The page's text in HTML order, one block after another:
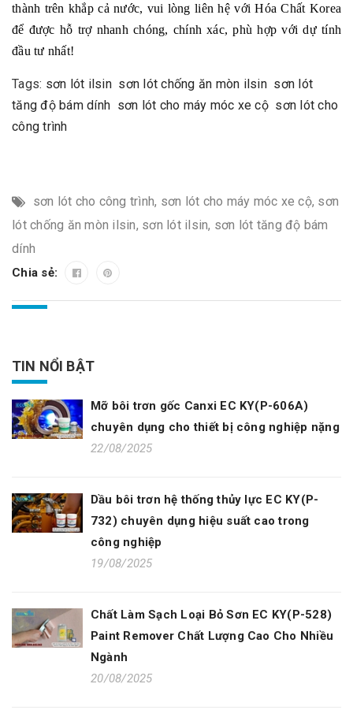
thành trên khắp cả nước, vui lòng liên hệ với Hóa Chất Korea
để được hỗ trợ nhanh chóng, chính xác, phù hợp với dự tính
đầu tư nhất!
Tags: sơn lót ilsin sơn lót chống ăn mòn ilsin sơn lót
tăng độ bám dính sơn lót cho máy móc xe cộ sơn lót cho
công trình
sơn lót cho công trình, sơn lót cho máy móc xe cộ, sơn
lót chống ăn mòn ilsin, sơn lót ilsin, sơn lót tăng độ bám
dính
Chia sẻ:
TIN NỔI BẬT
Mỡ bôi trơn gốc Canxi EC KY(P-606A)
chuyên dụng cho thiết bị công nghiệp nặng
22/08/2025
Dầu bôi trơn hệ thống thủy lực EC KY(P-
732) chuyên dụng hiệu suất cao trong
công nghiệp
19/08/2025
Chất Làm Sạch Loại Bỏ Sơn EC KY(P-528)
Paint Remover Chất Lượng Cao Cho Nhiều
Ngành
20/08/2025